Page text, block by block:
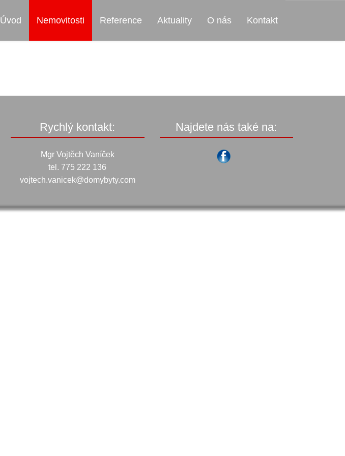
Úvod Nemovitosti Reference Aktuality O nás Kontakt
Rychlý kontakt:
Mgr Vojtěch Vaníček
tel. 775 222 136
vojtech.vanicek@domybyty.com
Najdete nás také na: